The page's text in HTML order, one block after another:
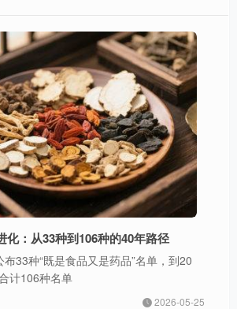
化：从33种到106种的40年路径
33种“既是食品又是药品”名单，到20
计106种名单
2026-05-25